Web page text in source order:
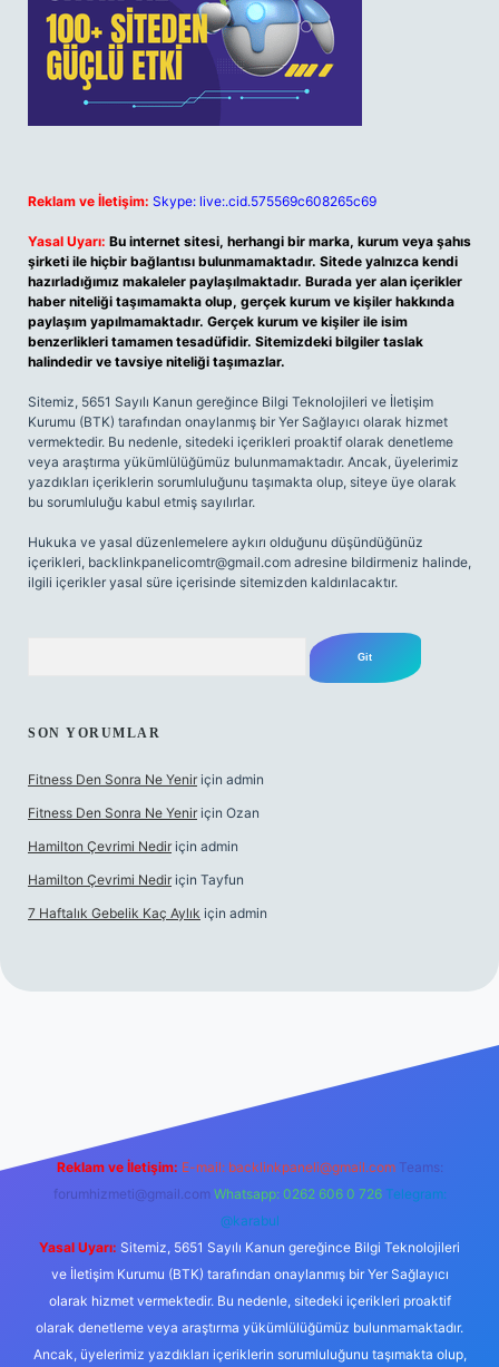
Reklam ve İletişim: Skype: live:.cid.575569c608265c69
Yasal Uyarı: Bu internet sitesi, herhangi bir marka, kurum veya şahıs
şirketi ile hiçbir bağlantısı bulunmamaktadır. Sitede yalnızca kendi
hazırladığımız makaleler paylaşılmaktadır. Burada yer alan içerikler
haber niteliği taşımamakta olup, gerçek kurum ve kişiler hakkında
paylaşım yapılmamaktadır. Gerçek kurum ve kişiler ile isim
benzerlikleri tamamen tesadüfidir. Sitemizdeki bilgiler taslak
halindedir ve tavsiye niteliği taşımazlar.
Sitemiz, 5651 Sayılı Kanun gereğince Bilgi Teknolojileri ve İletişim
Kurumu (BTK) tarafından onaylanmış bir Yer Sağlayıcı olarak hizmet
vermektedir. Bu nedenle, sitedeki içerikleri proaktif olarak denetleme
veya araştırma yükümlülüğümüz bulunmamaktadır. Ancak, üyelerimiz
yazdıkları içeriklerin sorumluluğunu taşımakta olup, siteye üye olarak
bu sorumluluğu kabul etmiş sayılırlar.
Hukuka ve yasal düzenlemelere aykırı olduğunu düşündüğünüz
içerikleri, backlinkpanelicomtr@gmail.com adresine bildirmeniz halinde,
ilgili içerikler yasal süre içerisinde sitemizden kaldırılacaktır.
SON YORUMLAR
Fitness Den Sonra Ne Yenir için admin
Fitness Den Sonra Ne Yenir için Ozan
Hamilton Çevrimi Nedir için admin
Hamilton Çevrimi Nedir için Tayfun
7 Haftalık Gebelik Kaç Aylık için admin
Reklam ve İletişim: E-mail: backlinkpaneli@gmail.com Teams:
forumhizmeti@gmail.com Whatsapp: 0262 606 0 726 Telegram:
@karabul
Yasal Uyarı: Sitemiz, 5651 Sayılı Kanun gereğince Bilgi Teknolojileri
ve İletişim Kurumu (BTK) tarafından onaylanmış bir Yer Sağlayıcı
olarak hizmet vermektedir. Bu nedenle, sitedeki içerikleri proaktif
olarak denetleme veya araştırma yükümlülüğümüz bulunmamaktadır.
Ancak, üyelerimiz yazdıkları içeriklerin sorumluluğunu taşımakta olup,